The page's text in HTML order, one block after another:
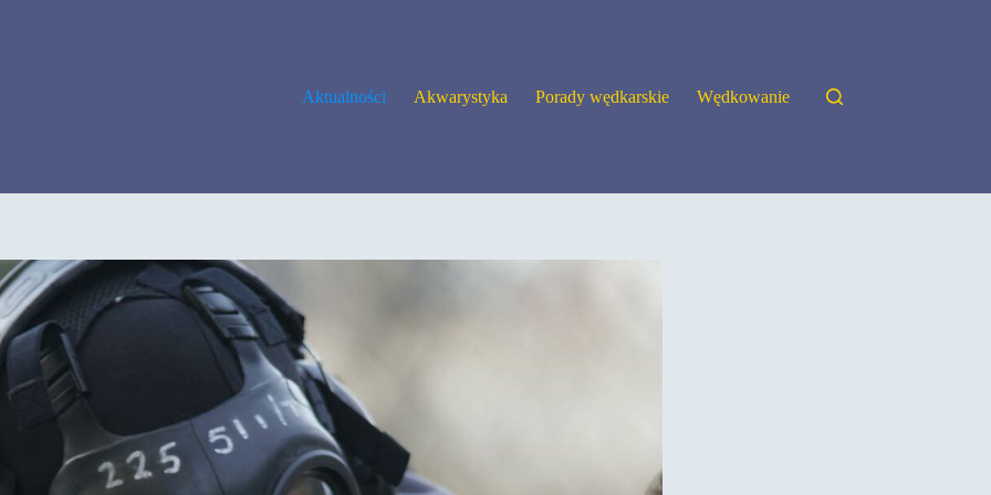
Aktualności Akwarystyka Porady wędkarskie Wędkowanie